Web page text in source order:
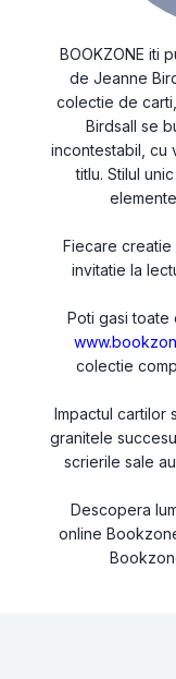
BOOKZONE iti
de Jeanne
colectie de
Birdsall se
incontestabil, cu
titlu. Stilul
Fiecare creatie
invitatie la
Poti gasi toate
colectie
Impactul cartilor
granitele
scrierile sale
Descopera
online